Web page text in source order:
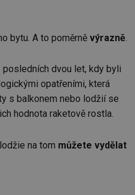
bytu. A to poměrně výrazně.
dvou let, kdy byli
opatřeními, která
s balkonem nebo lodžií se
hodnota raketově rostla.
na tom můžete vydělat